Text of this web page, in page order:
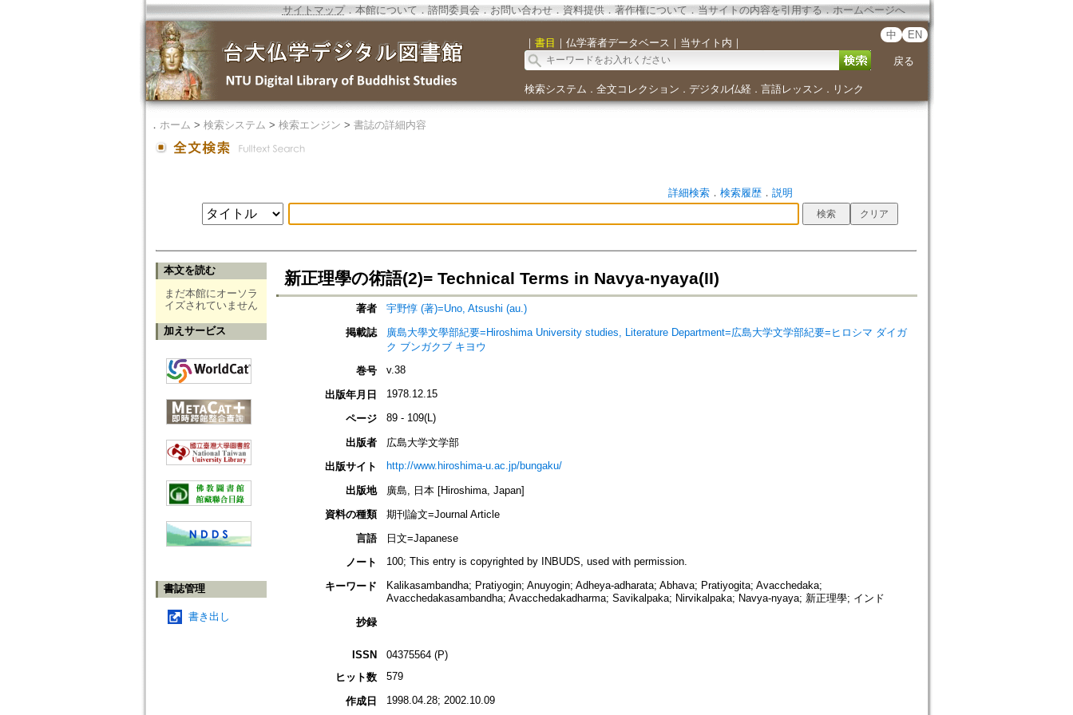
サイトマップ．本館について ． 諮問委員会． お問い合わせ． 資料提供． 著作権について．当サイトの内容を引用する ． ホームページへ
｜ 書目 ｜ 仏学著者データベース ｜ 当サイト内 ｜
中 EN
戻る
検索システム ． 全文コレクション ． デジタル仏経． 言語レッスン ． リンク
． ホーム > 検索システム > 検索エンジン > 書誌の詳細内容
詳細検索． 検索履歴． 説明
本文を読む
まだ本館にオーソラ
イズされていません
加えサービス
書誌管理
書き出し
新正理學の術語(2)= Technical Terms in Navya-nyaya(II)
著者
宇野惇 (著)=Uno, Atsushi (au.)
掲載誌
廣島大學文學部紀要=Hiroshima University studies, Literature Department=広島大学文学部紀要=ヒロシマ ダイガ
ク ブンガクブ キヨウ
巻号
v.38
出版年月日 1978.12.15
ページ 89 - 109(L)
出版者
広島大学文学部
出版サイト
http://www.hiroshima-u.ac.jp/bungaku/
出版地
廣島, 日本 [Hiroshima, Japan]
資料の種類
期刊論文=Journal Article
言語
日文=Japanese
ノート
100; This entry is copyrighted by INBUDS, used with permission.
キーワード
Kalikasambandha; Pratiyogin; Anuyogin; Adheya-adharata; Abhava; Pratiyogita; Avacchedaka;
Avacchedakasambandha; Avacchedakadharma; Savikalpaka; Nirvikalpaka; Navya-nyaya; 新正理學; インド
抄録
ISSN
04375564 (P)
ヒット数
579
作成日 1998.04.28; 2002.10.09